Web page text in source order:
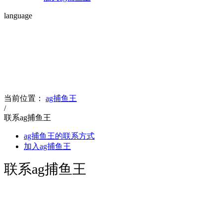
language
当前位置：
ag捕鱼王
/
联系ag捕鱼王
ag捕鱼王的联系方式
加入ag捕鱼王
联系ag捕鱼王